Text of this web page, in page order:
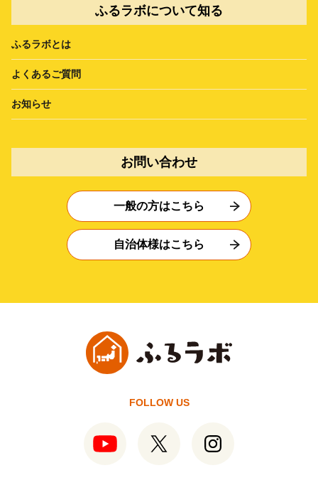
ふるラボについて知る
ふるラボとは
よくあるご質問
お知らせ
お問い合わせ
一般の方はこちら
自治体様はこちら
FOLLOW US